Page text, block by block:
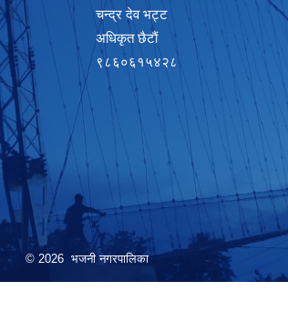
चन्द्र देव भट्ट
अधिकृत छैटाैं
९८६०६१५४२८
© 2026 भजनी नगरपालिका